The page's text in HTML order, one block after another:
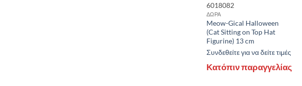
6018082
ΔΩΡΑ
Meow-Gical Halloween
(Cat Sitting on Top Hat
Figurine) 13 cm
Συνδεθείτε για να δείτε τιμές
Κατόπιν παραγγελίας